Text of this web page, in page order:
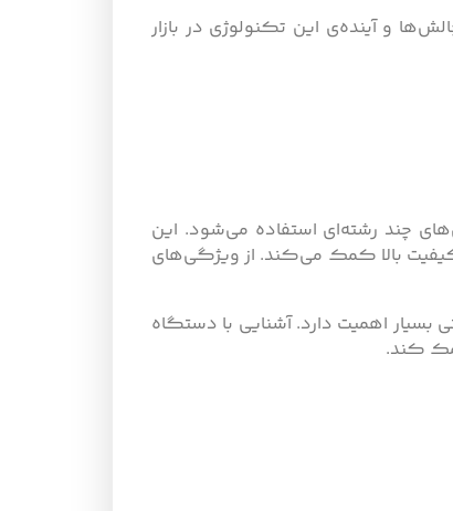
و آینده‌ی این تکنولوژی در بازار
چند رشته‌ای استفاده می‌شود. این
بالا کمک می‌کند. از ویژگی‌های
اهمیت دارد. آشنایی با دستگاه
کند.